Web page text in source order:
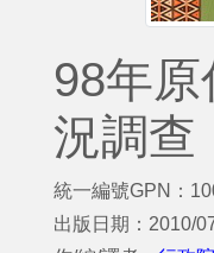
98年
況調查
統一編號GPN：
出版日期：2010/